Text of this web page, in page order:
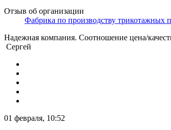
Отзыв об организации
Фабрика по производству трикотажных
Надежная компания. Соотношение цена/
Сергей
01 февраля, 10:52